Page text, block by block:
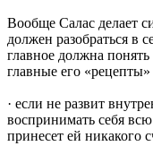
Вообще Салас делает
должен разобраться в
главное должна
главные его
· если не развит
воспринимать себя
принесет ей никакого